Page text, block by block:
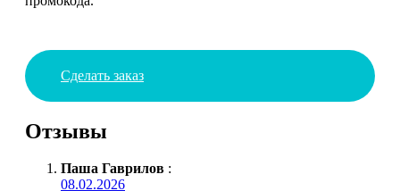
Сделать заказ
Отзывы
Паша Гаврилов :
08.02.2026